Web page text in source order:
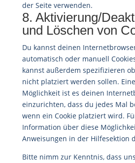
der Seite verwenden.
8. Aktivierung/
und Löschen von
Du kannst deinen
automatisch oder manuell
kannst außerdem spezifizieren
nicht platziert werden sollen.
Möglichkeit ist es deinen
einzurichten, dass du jedes Mal
wenn ein Cookie platziert wird.
Information über diese
Anweisungen in der Hilfesektion
Bitte nimm zur Kenntnis, dass